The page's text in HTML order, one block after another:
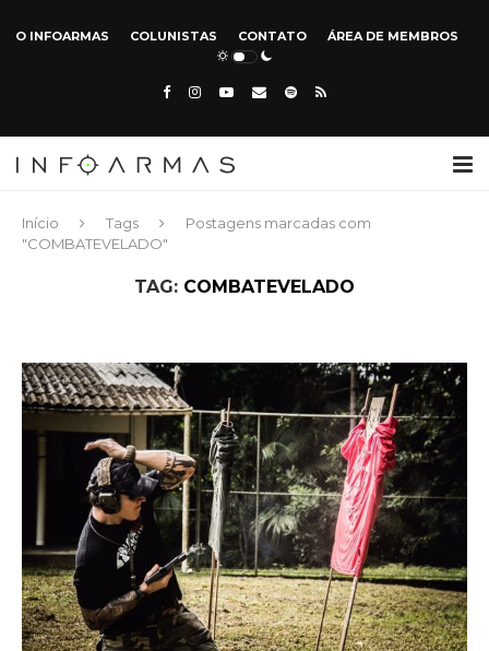
O INFOARMAS COLUNISTAS CONTATO ÁREA DE MEMBROS
Início Tags
Postagens marcadas com
"COMBATEVELADO"
TAG: COMBATEVELADO